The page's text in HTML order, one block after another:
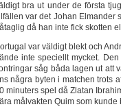
bra ut under de första
var det Johan Elmander
då han inte fick skotten
var väldigt blekt och
inte speciellt mycket.
såg båda lagen ut att
några byten i matchen trots
minuters spel då Zlatan
målvakten Quim som